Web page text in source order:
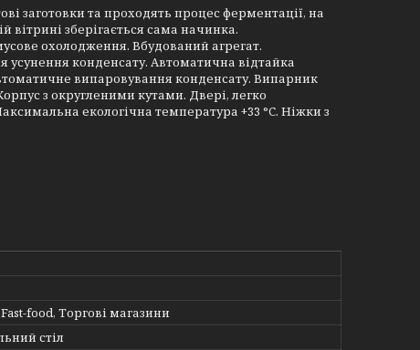
заготовки та проходять процес ферментації, на
вітрині зберігається сама начинка.
охолодження. Вбудований агрегат.
конденсату. Автоматична відтайка
випаровування конденсату. Випарник
з округленими кутами. Двері, легко
екологічна температура +33 °C. Ніжки з
Fast-food, Торгові магазини
стіл